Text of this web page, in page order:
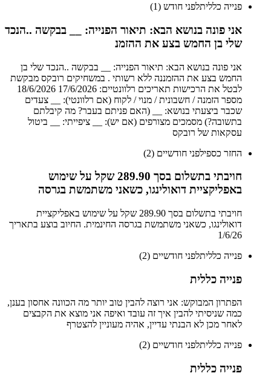
פנייה כלליתלפני חודש (1)
אני פונה בנושא הבא: תיאור הפנייה: __ בבקשה ..הנכד
שלי בן החמש בצע את ההזמנ
אני פונה בנושא הבא: תיאור הפנייה: __ בבקשה ..הנכד שלי בן
החמש בצע את ההזמננה ללא רשותי . במשחיקים רובקס מבקשת
לבטל את הרכישות תאריכים רלוונטיים: 17/6/2026 18/6/2026
מספר הזמנה / חשבונית / מנוי / לקוח (אם רלוונטי): __ צעדים
שכבר ביצעתי בנושא: __ (האם פניתם בעבר? מה קיבלתם
בתשובה?) מסמכים מצורפים (אם יש): __ ציפייתי: __ ביטול
עסקאות של רובקס
החזר כספילפני חודשיים (2)
חויבתי בתשלום בסך 289.90 שקל על שימוש
באפליקציית דואולינגו, כשאני משתמשת בגרסה
חויבתי בתשלום בסך 289.90 שקל על שימוש באפליקציית
דואולינגו, כשאני משתמשת בגרסה החינמית. החיוב בוצע בתאריך
1/6/26
פנייה כלליתלפני חודשיים (2)
פנייה כללית
הפתרון המבוקש: אני רוצה להבין טוב יותר מה הכוונה אחסון בענן,
כמה שניסיתי להבין איך זה עובד ואיפה אני מוצא את הקבצים
לאחר מכן לא הבנתי עדיין, אהיה מעוניין להצטרף
פנייה כלליתלפני חודשיים (2)
פנייה כללית